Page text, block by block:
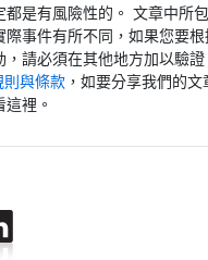
都是有風險性的。 文章中所
際事件有所不同，如果您要
，請必須在其他地方加以驗
則與條款 ，如要分享我們的文
這裡。